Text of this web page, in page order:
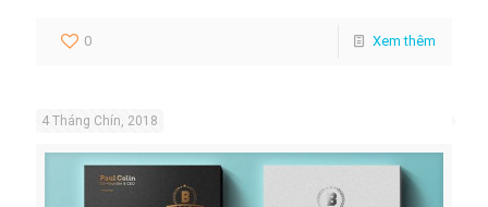
0 Xem thêm
4 Tháng Chín, 2018